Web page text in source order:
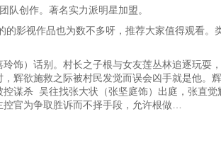
队创作。著名实力派明星加盟。
影视作品也为数不多呀，推荐大家值得观看。
饰）话别。村长之子根与女友莲丛林追逐玩耍
辉欲施救之际被村民发觉而误会凶手就是他。
谋杀 吴往找张大状（张坚庭饰）出庭，张直
官为争取胜诉而不择手段，允许根做…